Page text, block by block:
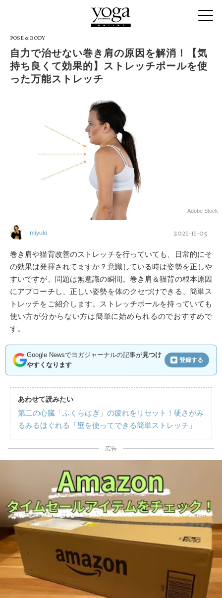
POSE & BODY
自力で治せない巻き肩の原因を解消！【気
持ち良くて効果的】ストレッチポールを使
った万能ストレッチ
Adobe Stock
miyuki 2021-11-05
巻き肩や猫背改善のストレッチを行っていても、日常的にそ
の効果は発揮されてますか？意識している時は姿勢を正しや
すいですが、問題は無意識の瞬間。巻き肩＆猫背の根本原因
にアプローチし、正しい姿勢を体のクセづけできる、簡単ス
トレッチをご紹介します。ストレッチポールを持っていても
使い方が分からない方は簡単に始められるのでおすすめで
す。
Google Newsでヨガジャーナルの記事が見つけ
やすくなります
登録する
あわせて読みたい
第二の心臓「ふくらはぎ」の疲れをリセット！硬さがみ
るみるほぐれる「壁を使ってできる簡単ストレッチ」
広告